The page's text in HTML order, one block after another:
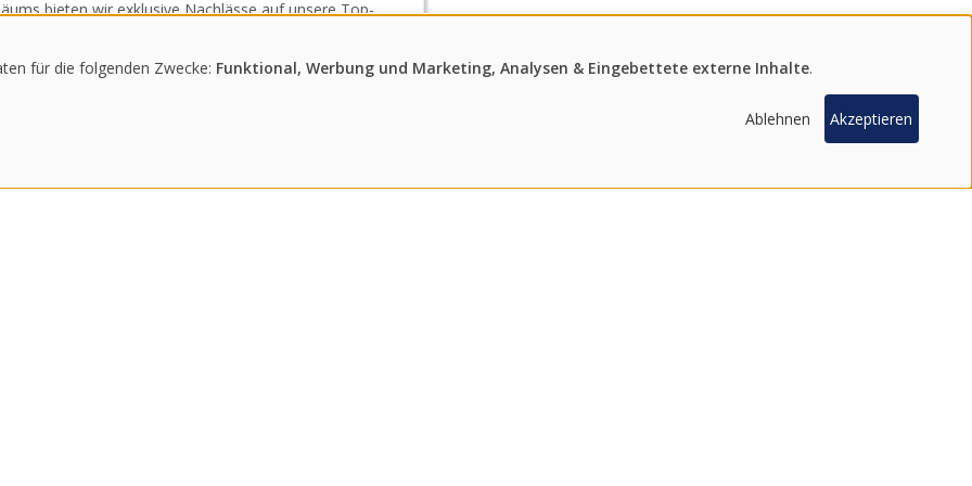
bieten wir exklusive Nachlässe auf unsere Top-
für die folgenden Zwecke: Funktional, Werbung und Marketing, Analysen & Eingebettete externe Inhalte.
Ablehnen Akzeptieren